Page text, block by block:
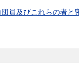
団員及びこれらの者